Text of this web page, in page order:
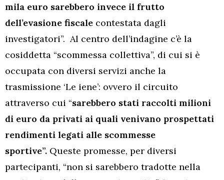
mila euro sarebbero invece il frutto
dell’evasione fiscale contestata dagli
investigatori”. Al centro dell’indagine c’è la
cosiddetta “scommessa collettiva”, di cui si è
occupata con diversi servizi anche la
trasmissione ‘Le iene’: ovvero il circuito
attraverso cui “sarebbero stati raccolti milioni
di euro da privati ai quali venivano prospettati
rendimenti legati alle scommesse
sportive”. Queste promesse, per diversi
partecipanti, “non si sarebbero tradotte nella